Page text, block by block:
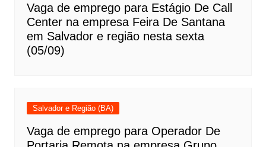
Vaga de emprego para Estágio De Call
Center na empresa Feira De Santana
em Salvador e região nesta sexta
(05/09)
Salvador e Região (BA)
Vaga de emprego para Operador De